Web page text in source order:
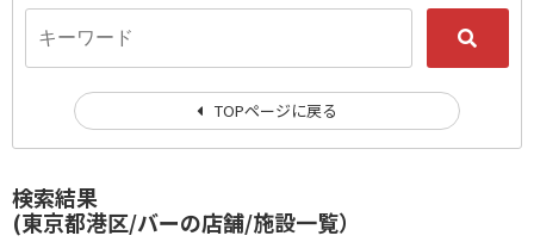
検索結果
(東京都港区/バーの店舗/施設一覧）
TOPページに戻る